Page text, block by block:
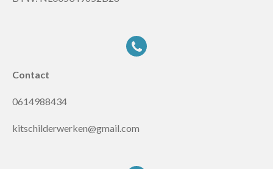
Contact
0614988434
kitschilderwerken@gmail.com